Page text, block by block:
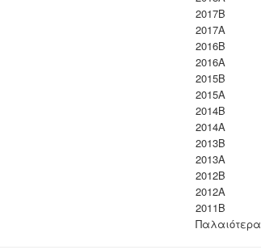
2017B
2017A
2016B
2016A
2015B
2015A
2014B
2014A
2013B
2013A
2012B
2012A
2011B
Παλαιότερα